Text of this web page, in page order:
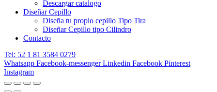
Descargar catalogo
Diseñar Cepillo
Diseña tu propio cepillo Tipo Tira
Diseñar Cepillo tipo Cilindro
Contacto
Tel: 52 1 81 3584 0279
Whatsapp Facebook-messenger Linkedin Facebook Pinterest
Instagram